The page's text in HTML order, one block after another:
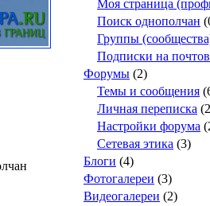
Моя страница
Поиск однополчан
Группы
Подписки на
Форумы (2)
Темы и сообщения
Личная переписка
Настройки форума
Сетевая этика (3)
Блоги (4)
Фотогалереи (3)
Видеогалереи (2)